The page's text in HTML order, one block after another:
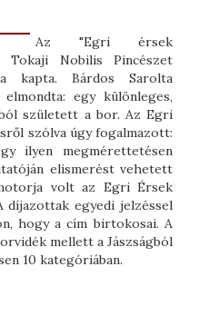
Az "Egri érsek
Tokaji Nobilis Pincészet
kapta. Bárdos Sarolta
egy különleges,
született a bor. Az Egri
szólva úgy fogalmazott:
ilyen megmérettetésen
elismerést vehetett
volt az Egri Érsek
díjazottak egyedi jelzéssel
hogy a cím birtokosai. A
mellett a Jászságból
10 kategóriában.